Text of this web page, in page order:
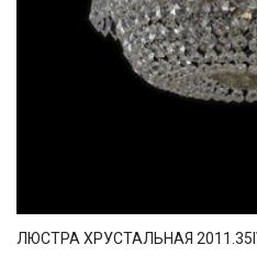
ЛЮСТРА ХРУСТАЛЬНАЯ